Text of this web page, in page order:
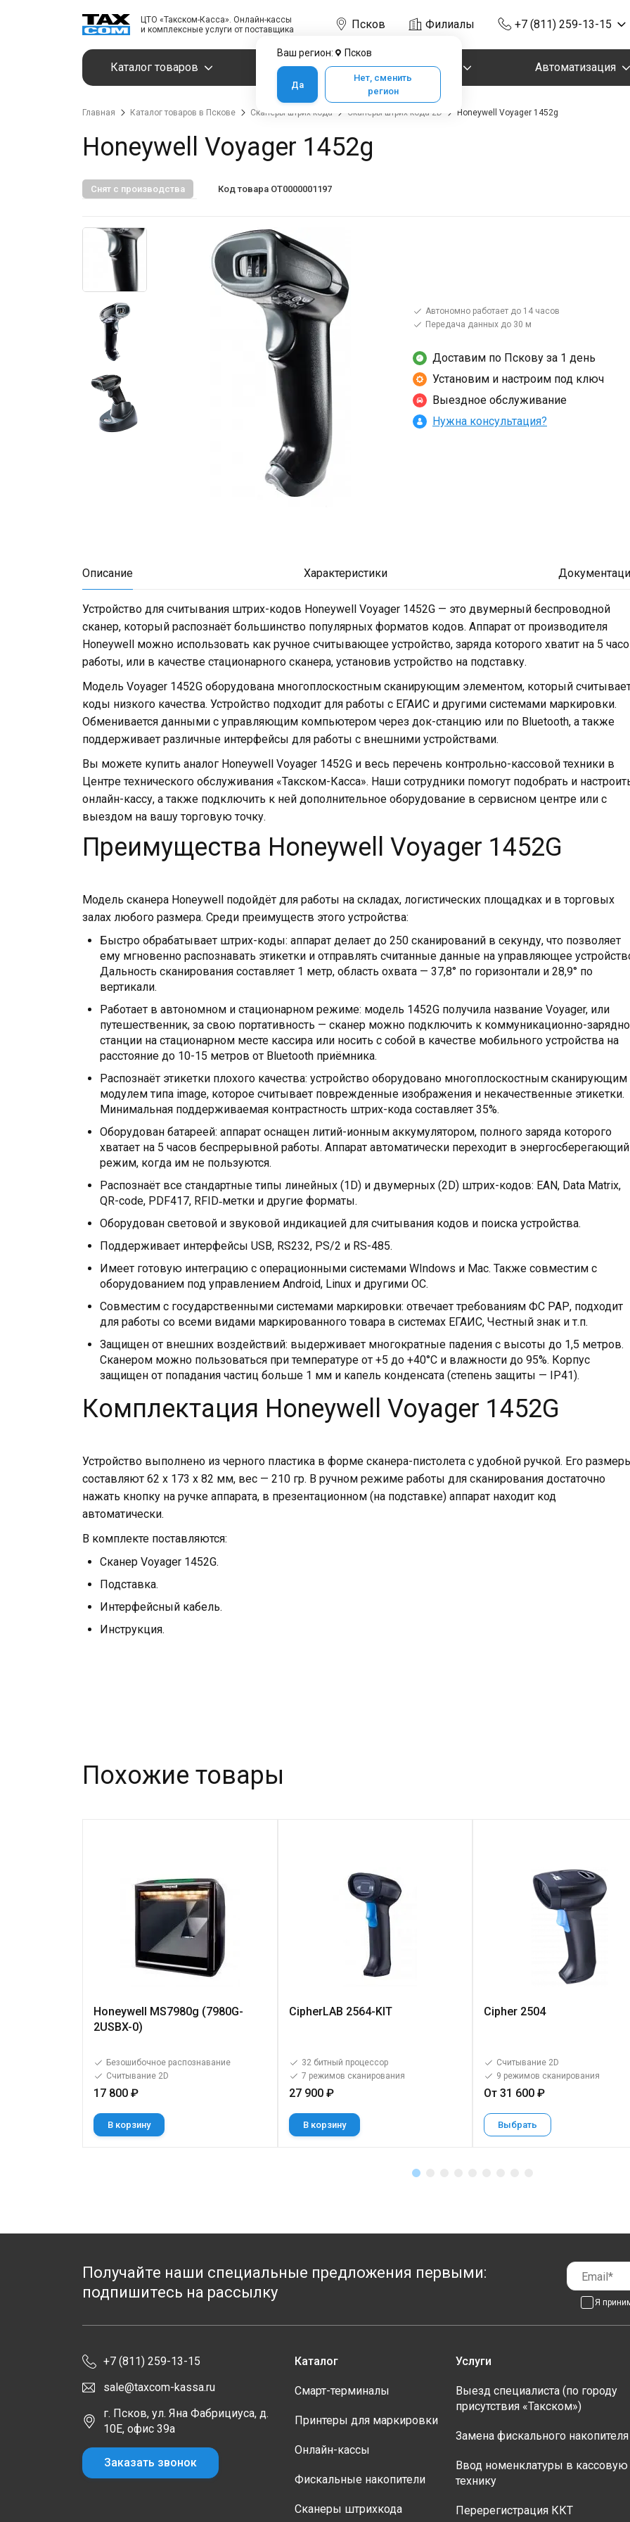
ЦТО «Такском-Касса». Онлайн-кассы
и комплексные услуги от поставщика
Псков
Ваш регион: Псков
Да
Нет, сменить
регион
Филиалы +7 (811) 259-13-15
Каталог товаров Услуги Маркировка Автоматизация
Главная Каталог товаров в Пскове Сканеры штрих кода Сканеры штрих кода 2D Honeywell Voyager 1452g
Honeywell Voyager 1452g
Снят с производства Код товара OT0000001197
Автономно работает до 14 часов
Передача данных до 30 м
Доставим по Пскову за 1 день
Установим и настроим под ключ
Выездное обслуживание
Нужна консультация?
Описание Характеристики
Устройство для считывания штрих-кодов Honeywell Voyager 1452G — это двумерный беспроводной
сканер, который распознаёт большинство популярных форматов кодов. Аппарат от производителя
Honeywell можно использовать как ручное считывающее устройство, заряда которого хватит на 5
работы, или в качестве стационарного сканера, установив устройство на подставку.
Модель Voyager 1452G оборудована многоплоскостным сканирующим элементом, который
коды низкого качества. Устройство подходит для работы с ЕГАИС и другими системами маркировки.
Обменивается данными с управляющим компьютером через док-станцию или по Bluetooth, а также
поддерживает различные интерфейсы для работы с внешними устройствами.
Вы можете купить аналог Honeywell Voyager 1452G и весь перечень контрольно-кассовой техники в
Центре технического обслуживания «Такском-Касса». Наши сотрудники помогут подобрать и
онлайн-кассу, а также подключить к ней дополнительное оборудование в сервисном центре или с
выездом на вашу торговую точку.
Преимущества Honeywell Voyager 1452G
Модель сканера Honeywell подойдёт для работы на складах, логистических площадках и в торговых
залах любого размера. Среди преимуществ этого устройства:
Быстро обрабатывает штрих-коды: аппарат делает до 250 сканирований в секунду, что позволяет
ему мгновенно распознавать этикетки и отправлять считанные данные на управляющее
Дальность сканирования составляет 1 метр, область охвата — 37,8° по горизонтали и 28,9° по
вертикали.
Работает в автономном и стационарном режиме: модель 1452G получила название Voyager, или
путешественник, за свою портативность — сканер можно подключить к коммуникационно-
станции на стационарном месте кассира или носить с собой в качестве мобильного устройства на
расстояние до 10-15 метров от Bluetooth приёмника.
Распознаёт этикетки плохого качества: устройство оборудовано многоплоскостным сканирующим
модулем типа image, которое считывает поврежденные изображения и некачественные этикетки.
Минимальная поддерживаемая контрастность штрих-кода составляет 35%.
Оборудован батареей: аппарат оснащен литий-ионным аккумулятором, полного заряда которого
хватает на 5 часов беспрерывной работы. Аппарат автоматически переходит в энергосберегающий
режим, когда им не пользуются.
Распознаёт все стандартные типы линейных (1D) и двумерных (2D) штрих-кодов: EAN, Data Matrix,
QR-code, PDF417, RFID‑метки и другие форматы.
Оборудован световой и звуковой индикацией для считывания кодов и поиска устройства.
Поддерживает интерфейсы USB, RS232, PS/2 и RS-485.
Имеет готовую интеграцию с операционными системами WIndows и Mac. Также совместим с
оборудованием под управлением Android, Linux и другими ОС.
Совместим с государственными системами маркировки: отвечает требованиям ФС РАР, подходит
для работы со всеми видами маркированного товара в системах ЕГАИС, Честный знак и т.п.
Защищен от внешних воздействий: выдерживает многократные падения с высоты до 1,5 метров.
Сканером можно пользоваться при температуре от +5 до +40°С и влажности до 95%. Корпус
защищен от попадания частиц больше 1 мм и капель конденсата (степень защиты — IP41).
Комплектация Honeywell Voyager 1452G
Устройство выполнено из черного пластика в форме сканера-пистолета с удобной ручкой. Его
составляют 62 x 173 x 82 мм, вес — 210 гр. В ручном режиме работы для сканирования достаточно
нажать кнопку на ручке аппарата, в презентационном (на подставке) аппарат находит код
автоматически.
В комплекте поставляются:
Сканер Voyager 1452G.
Подставка.
Интерфейсный кабель.
Инструкция.
Похожие товары
Honeywell MS7980g (7980G-
2USBX-0)
Безошибочное распознавание
Считывание 2D
17 800 ₽
В корзину
CipherLAB 2564-KIT
32 битный процессор
7 режимов сканирования
27 900 ₽
В корзину
Cipher 2504
Считывание 2D
9 режимов сканирования
От 31 600 ₽
Выбрать
Получайте наши специальные предложения первыми:
подпишитесь на рассылку
Я
+7 (811) 259-13-15
sale@taxcom-kassa.ru
г. Псков, ул. Яна Фабрициуса, д.
10Е, офис 39а
Заказать звонок
Каталог
Смарт-терминалы
Принтеры для маркировки
Онлайн-кассы
Фискальные накопители
Сканеры штрихкода
Услуги
Выезд специалиста (по городу
присутствия «Такском»)
Замена фискального накопителя
Ввод номенклатуры в кассовую
технику
Перерегистрация ККТ